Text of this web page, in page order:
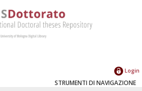
Login
STRUMENTI DI NAVIGAZIONE